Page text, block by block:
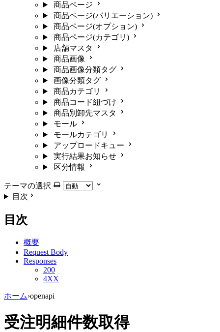
商品ページ
商品ページ(バリエーション)
商品ページ(オプション)
商品ページ(カテゴリ)
店舗マスタ
商品画像
商品画像分類タグ
画像分類タグ
商品カテゴリ
商品コード紐づけ
商品別卸先マスタ
モール
モールカテゴリ
アップロードキュー
実行結果お知らせ
区分情報
テーマの選択
目次
目次
概要
Request Body
Responses
200
4XX
ホーム›openapi
受注明細件数取得